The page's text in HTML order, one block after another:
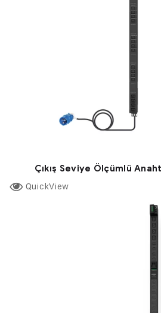
Çıkış Seviye Ölçümlü
QuickView